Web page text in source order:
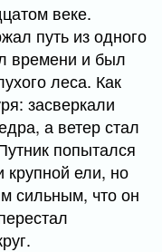
веке.
путь из одного
времени и был
леса. Как
засверкали
а ветер стал
попытался
крупной ели, но
сильным, что он